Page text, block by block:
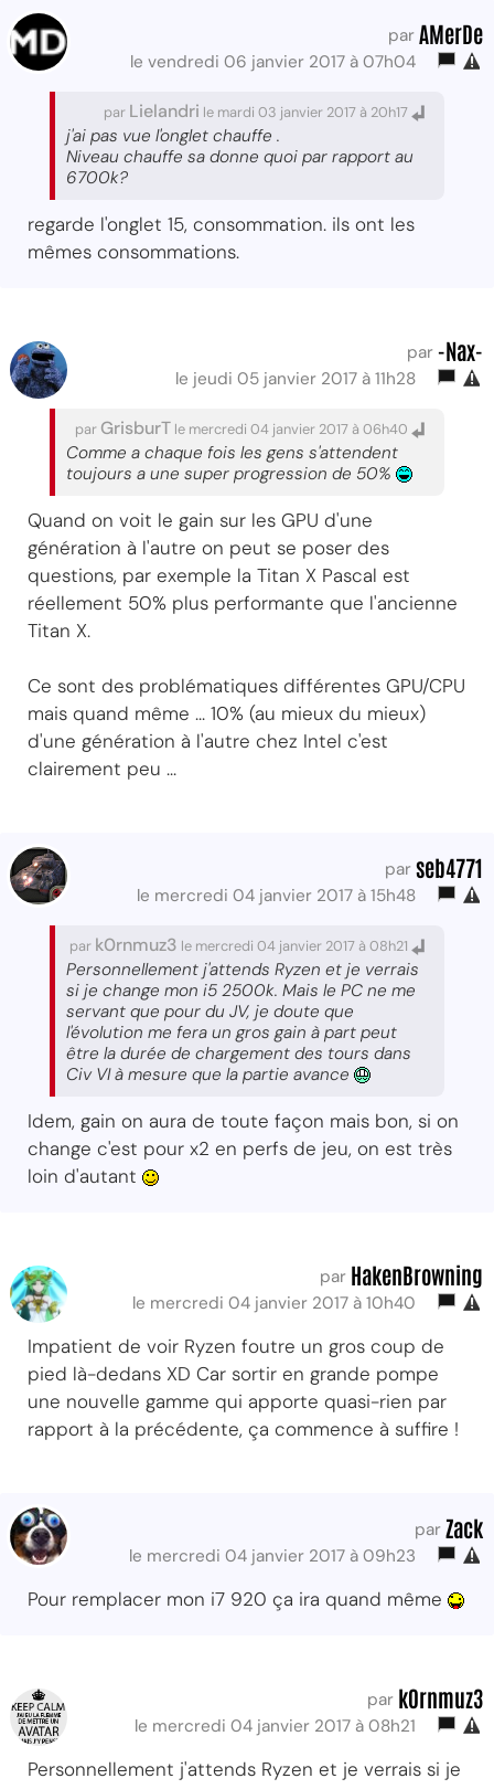
par AMerDe
le vendredi 06 janvier 2017 à 07h04
par Lielandri le mardi 03 janvier 2017 à 20h17
j'ai pas vue l'onglet chauffe .
Niveau chauffe sa donne quoi par rapport au
6700k?
regarde l'onglet 15, consommation. ils ont les
mêmes consommations.
par -Nax-
le jeudi 05 janvier 2017 à 11h28
par GrisburT le mercredi 04 janvier 2017 à 06h40
Comme a chaque fois les gens s'attendent
toujours a une super progression de 50%
Quand on voit le gain sur les GPU d'une
génération à l'autre on peut se poser des
questions, par exemple la Titan X Pascal est
réellement 50% plus performante que l'ancienne
Titan X.
Ce sont des problématiques différentes GPU/CPU
mais quand même ... 10% (au mieux du mieux)
d'une génération à l'autre chez Intel c'est
clairement peu ...
par seb4771
le mercredi 04 janvier 2017 à 15h48
par k0rnmuz3 le mercredi 04 janvier 2017 à 08h21
Personnellement j'attends Ryzen et je verrais
si je change mon i5 2500k. Mais le PC ne me
servant que pour du JV, je doute que
l'évolution me fera un gros gain à part peut
être la durée de chargement des tours dans
Civ VI à mesure que la partie avance
Idem, gain on aura de toute façon mais bon, si on
change c'est pour x2 en perfs de jeu, on est très
loin d'autant
par HakenBrowning
le mercredi 04 janvier 2017 à 10h40
Impatient de voir Ryzen foutre un gros coup de
pied là-dedans XD Car sortir en grande pompe
une nouvelle gamme qui apporte quasi-rien par
rapport à la précédente, ça commence à suffire !
par Zack
le mercredi 04 janvier 2017 à 09h23
Pour remplacer mon i7 920 ça ira quand même
par k0rnmuz3
le mercredi 04 janvier 2017 à 08h21
Personnellement j'attends Ryzen et je verrais si je